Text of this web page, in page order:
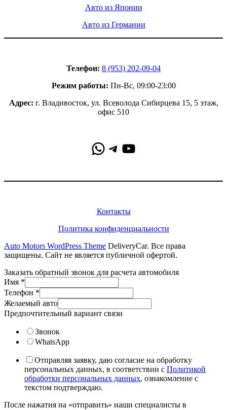
Авто из Японии
Авто из Германии
Телефон: 8 (953) 202-09-04
Режим работы: Пн-Вс, 09:00-23:00
Адрес: г. Владивосток, ул. Всеволода Сибирцева 15, 5 этаж,
офис 510
WhatsApp
Telegram
YouTube
Контакты
Политика конфиденциальности
Auto Motors WordPress Theme DeliveryCar. Все права
защищены. Сайт не является публичной офертой.
Заказать обратный звонок для расчета автомобиля
Имя *
Телефон *
Желаемый авто
Предпочтительный вариант связи
Звонок
WhatsApp
Отправляя заявку, даю согласие на обработку
персональных данных, в соответствии с Политикой
обработки персональных данных, ознакомление с
текстом подтверждаю.
После нажатия на «отправить» наши специалисты в